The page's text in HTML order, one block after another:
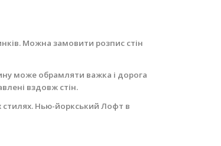
Можна замовити розпис стін
може обрамляти важка і дорога
вздовж стін.
стилях. Нью-йоркський Лофт в